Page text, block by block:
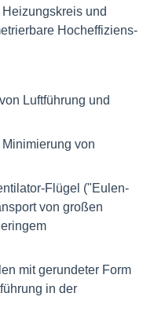
und
Hocheffiziens-
Luftführung und
von
Flügel ("Eulen-
von großen
mit gerundeter Form
in der